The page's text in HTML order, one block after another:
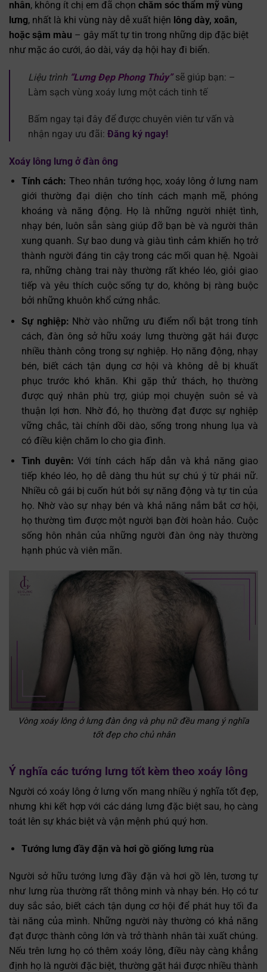
nhân, không ít chị em đã chọn chăm sóc thẩm mỹ vùng
lưng, nhất là khi vùng này dễ xuất hiện lông dày, xoắn,
hoặc sậm màu – gây mất tự tin trong những dịp đặc biệt
như mặc áo cưới, áo dài, váy dạ hội hay đi biển.
Liệu trình “Lưng Đẹp Phong Thủy”sẽ giúp bạn: –
Làm sạch vùng xoáy lưng một cách tinh tế
Bấm ngay tại đây để được chuyên viên tư vấn và
nhận ngay ưu đãi: Đăng ký ngay!
Xoáy lông lưng ở đàn ông
Tính cách: Theo nhân tướng học, xoáy lông ở lưng nam
giới thường đại diện cho tính cách mạnh mẽ, phóng
khoáng và năng động. Họ là những người nhiệt tình,
nhạy bén, luôn sẵn sàng giúp đỡ bạn bè và người thân
xung quanh. Sự bao dung và giàu tình cảm khiến họ trở
thành người đáng tin cậy trong các mối quan hệ. Ngoài
ra, những chàng trai này thường rất khéo léo, giỏi giao
tiếp và yêu thích cuộc sống tự do, không bị ràng buộc
bởi những khuôn khổ cứng nhắc.
Sự nghiệp: Nhờ vào những ưu điểm nổi bật trong tính
cách, đàn ông sở hữu xoáy lưng thường gặt hái được
nhiều thành công trong sự nghiệp. Họ năng động, nhạy
bén, biết cách tận dụng cơ hội và không dễ bị khuất
phục trước khó khăn. Khi gặp thử thách, họ thường
được quý nhân phù trợ, giúp mọi chuyện suôn sẻ và
thuận lợi hơn. Nhờ đó, họ thường đạt được sự nghiệp
vững chắc, tài chính dồi dào, sống trong nhung lụa và
có điều kiện chăm lo cho gia đình.
Tình duyên:Với tính cách hấp dẫn và khả năng giao
tiếp khéo léo, họ dễ dàng thu hút sự chú ý từ phái nữ.
Nhiều cô gái bị cuốn hút bởi sự năng động và tự tin của
họ. Nhờ vào sự nhạy bén và khả năng nắm bắt cơ hội,
họ thường tìm được một người bạn đời hoàn hảo. Cuộc
sống hôn nhân của những người đàn ông này thường
hạnh phúc và viên mãn.
Vòng xoáy lông ở lưng đàn ông và phụ nữ đều mang ý nghĩa
tốt đẹp cho chủ nhân
Ý nghĩa các tướng lưng tốt kèm theo xoáy lông
Người có xoáy lông ở lưng vốn mang nhiều ý nghĩa tốt đẹp,
nhưng khi kết hợp với các dáng lưng đặc biệt sau, họ càng
toát lên sự khác biệt và vận mệnh phú quý hơn.
Tướng lưng đầy đặn và hơi gồ giống lưng rùa
Người sở hữu tướng lưng đầy đặn và hơi gồ lên, tương tự
như lưng rùa thường rất thông minh và nhạy bén. Họ có tư
duy sắc sảo, biết cách tận dụng cơ hội để phát huy tối đa
tài năng của mình. Những người này thường có khả năng
đạt được thành công lớn và trở thành nhân tài xuất chúng.
Nếu trên lưng họ có thêm xoáy lông, điều này càng khẳng
định họ là người đặc biệt, thường gặt hái được nhiều thành